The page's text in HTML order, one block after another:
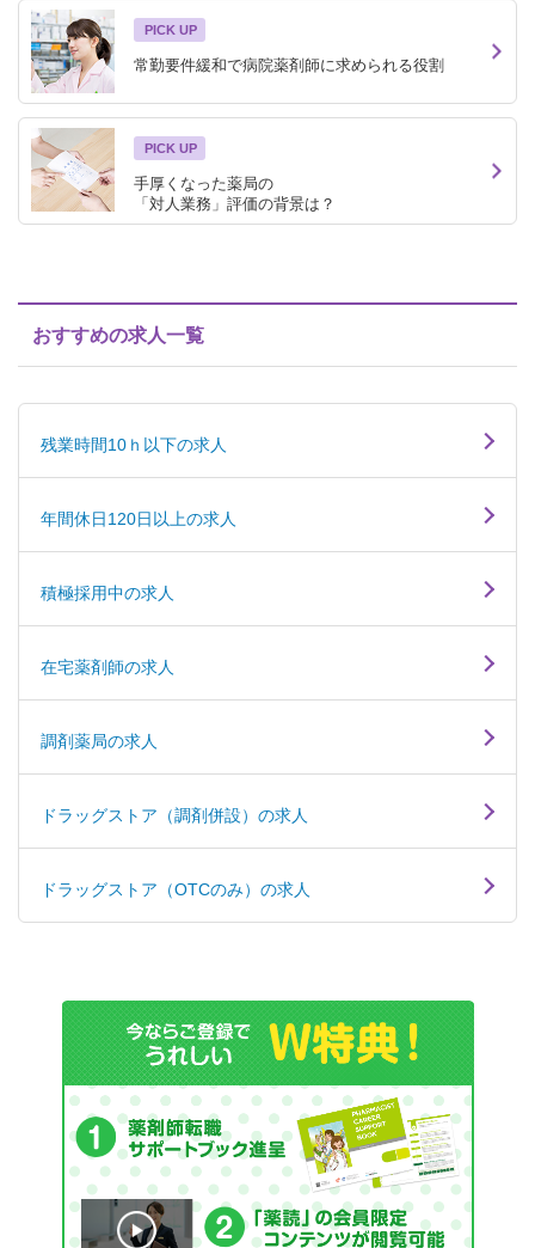
PICK UP
常勤要件緩和で病院薬剤師に求められる役割
PICK UP
手厚くなった薬局の
「対人業務」評価の背景は？
おすすめの求人一覧
残業時間10ｈ以下の求人
年間休日120日以上の求人
積極採用中の求人
在宅薬剤師の求人
調剤薬局の求人
ドラッグストア（調剤併設）の求人
ドラッグストア（OTCのみ）の求人